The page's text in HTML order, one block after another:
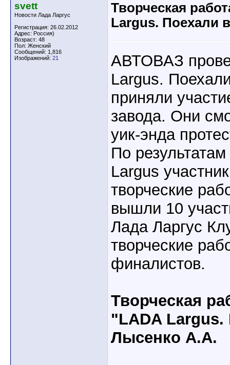
svett
Новости Лада Ларгус
Регистрация: 26.02.2012
Адрес: Россия)
Возраст: 48
Пол: Женский
Сообщений: 1,816
Изображений: 21
Творческая
Largus. Поехали
АВТОВАЗ
Largus.
приняли
завода. Они
уик-энда
По
Largus
творческие
вышли 10
Лада Ларгус
творческие
финалистов.
Творческая
"LADA
Лысенко А.А.